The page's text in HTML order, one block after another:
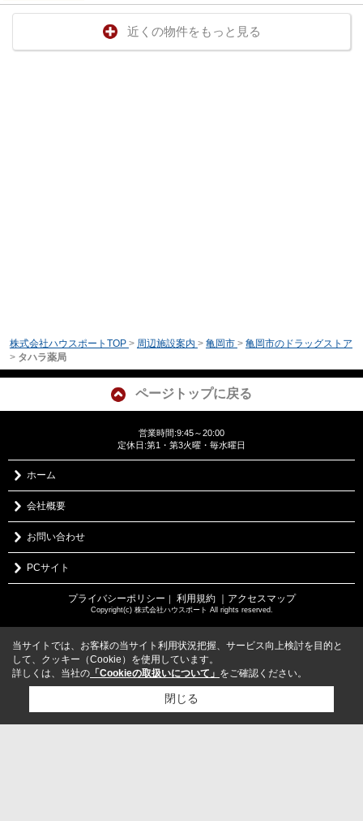
近くの物件をもっと見る
株式会社ハウスポートTOP > 周辺施設案内 > 亀岡市 > 亀岡市のドラッグストア
> タハラ薬局
ページトップに戻る
営業時間:9:45～20:00
定休日:第1・第3火曜・毎水曜日
ホーム
会社概要
お問い合わせ
PCサイト
プライバシーポリシー ｜ 利用規約 ｜アクセスマップ
Copyright(c) 株式会社ハウスポート All rights reserved.
当サイトでは、お客様の当サイト利用状況把握、サービス向上検討を目的と
して、クッキー（Cookie）を使用しています。
詳しくは、当社の 「Cookieの取扱いについて」 をご確認ください。
閉じる